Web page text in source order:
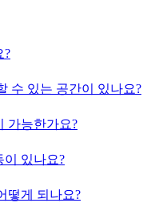
?
수 있는 공간이 있나요?
가능한가요?
이 있나요?
떻게 되나요?